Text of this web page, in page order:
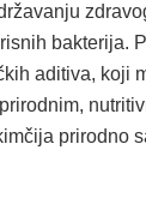
bakterija.
aditiva, koji
prirodno